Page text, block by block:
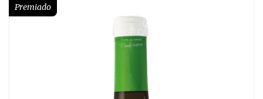
Premiado